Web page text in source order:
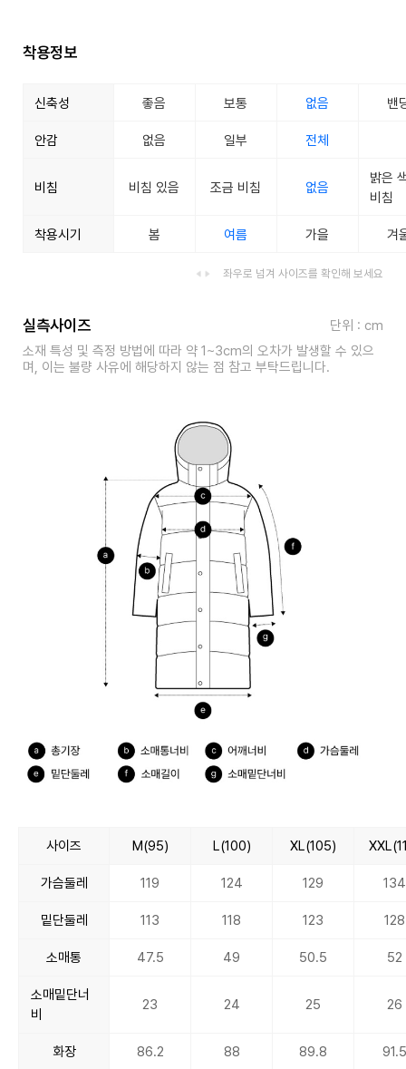
착용정보
신축성 좋음 보통 없음 밴
안감 없음 일부 전체
비침 비침 있음 조금 비침 없음
밝은
비침
착용시기 봄 여름 가을 겨
좌우로 넘겨 사이즈를 확인해 보세요
실측사이즈
단위 : cm
소재 특성 및 측정 방법에 따라 약 1~3cm의 오차가 발생할 수 있으
며, 이는 불량 사유에 해당하지 않는 점 참고 부탁드립니다.
사이즈 M(95) L(100) XL(105)
가슴둘레 119 124 129 134
밑단둘레 113 118 123 128
소매통 47.5 49 50.5 52
소매밑단너
비
23 24 25 26
화장 86.2 88 89.8